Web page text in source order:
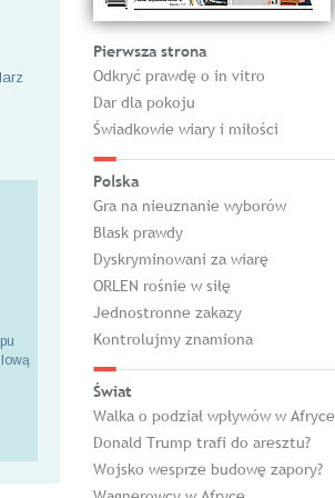
Pierwsza strona
Odkryć prawdę o in vitro
Dar dla pokoju
Świadkowie wiary i miłości
Polska
Gra na nieuznanie wyborów
Blask prawdy
Dyskryminowani za wiarę
ORLEN rośnie w siłę
Jednostronne zakazy
Kontrolujmy znamiona
Świat
Walka o podział wpływów w Afryce
Donald Trump trafi do aresztu?
Wojsko wesprze budowę zapory?